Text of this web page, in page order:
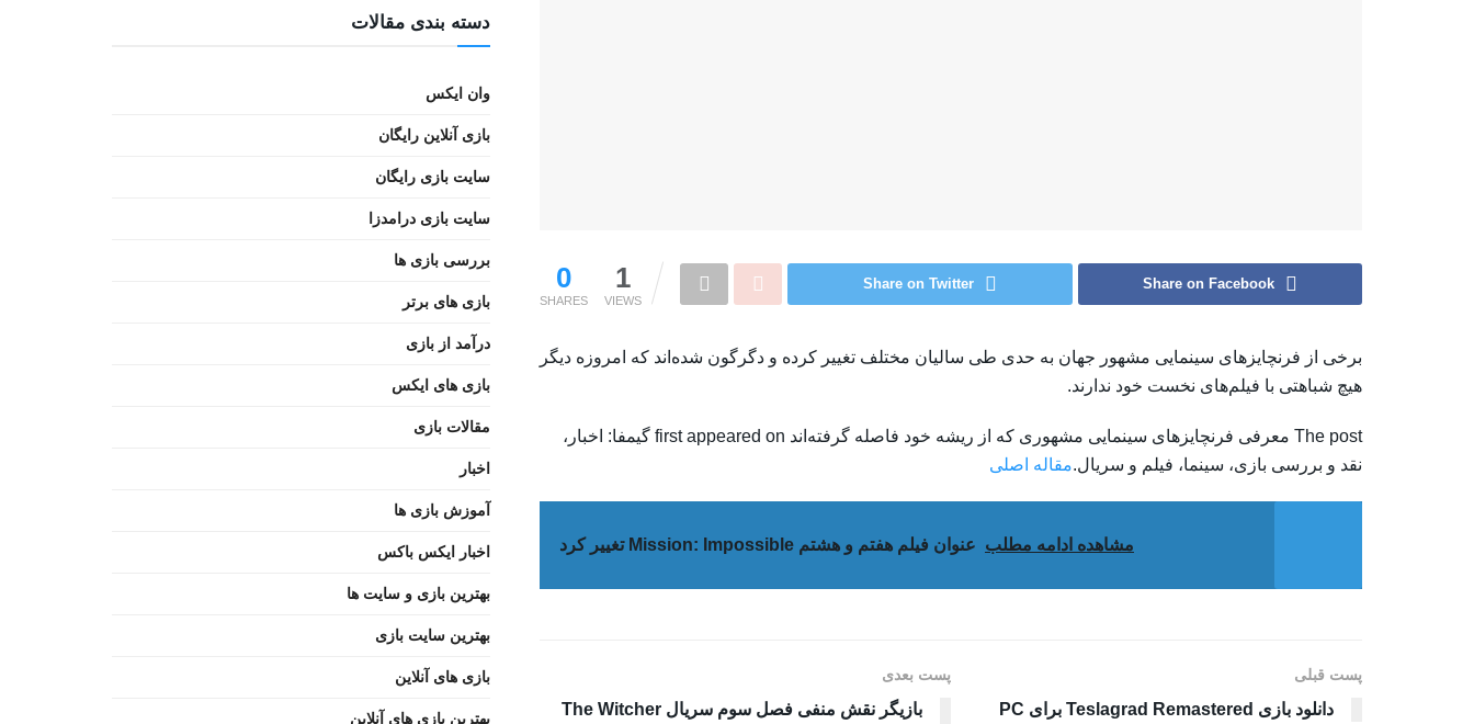
0
SHARES
1
VIEWS
Share on Facebook
Share on Twitter
برخی از فرنچایزهای سینمایی مشهور جهان به حدی طی سالیان مختلف تغییر کرده و دگرگون شده‌اند که امروزه دیگر
هیچ شباهتی با فیلم‌های نخست خود ندارند.
The post معرفی فرنچایزهای سینمایی مشهوری که از ریشه خود فاصله گرفته‌اند first appeared on گیمفا: اخبار،
نقد و بررسی بازی، سینما، فیلم و سریال.مقاله اصلی
مشاهده ادامه مطلب عنوان فیلم هفتم و هشتم Mission: Impossible تغییر کرد
پست قبلی
دانلود بازی Teslagrad Remastered برای PC
پست بعدی
بازیگر نقش منفی فصل سوم سریال The Witcher
دسته بندی مقالات
وان ایکس
بازی آنلاین رایگان
سایت بازی رایگان
سایت بازی درامدزا
بررسی بازی ها
بازی های برتر
درآمد از بازی
بازی های ایکس
مقالات بازی
اخبار
آموزش بازی ها
اخبار ایکس باکس
بهترین بازی و سایت ها
بهترین سایت بازی
بازی های آنلاین
بهترین بازی های آنلاین